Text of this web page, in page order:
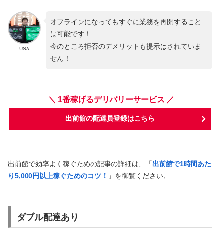
USA
オフラインになってもすぐに業務を再開すること
は可能です！
今のところ拒否のデメリットも提示はされていま
せん！
＼ 1番稼げるデリバリーサービス ／
出前館の配達員登録はこちら
出前館で効率よく稼ぐための記事の詳細は、「出前館で1時間あた
り5,000円以上稼ぐためのコツ！
」を御覧ください。
ダブル配達あり